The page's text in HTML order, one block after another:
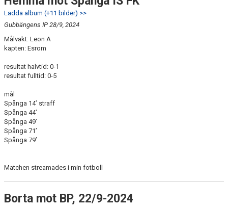
Ladda album (+11 bilder) >>
Gubbängens IP 28/9, 2024
Målvakt: Leon A
kapten: Esrom
resultat halvtid: 0-1
resultat fulltid: 0-5
mål
Spånga 14’ straff
Spånga 44’
Spånga 49’
Spånga 71’
Spånga 79’
Matchen streamades i min fotboll
Borta mot BP, 22/9-2024